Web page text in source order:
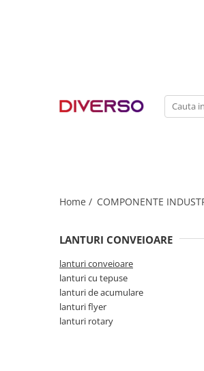
MULTIMATERIAL
Home / COMPONENTE
LANTURI CONVEIOARE
lanturi conveioare
lanturi cu tepuse
lanturi de acumulare
lanturi flyer
lanturi rotary